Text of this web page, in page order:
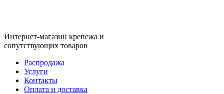
Интернет-магазин крепежа и
сопутствующих товаров
Распродажа
Услуги
Контакты
Оплата и доставка